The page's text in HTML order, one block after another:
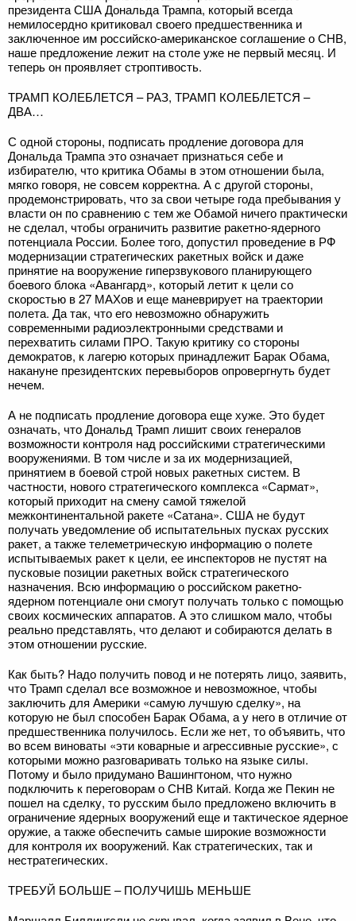
президента США Дональда Трампа, который всегда
немилосердно критиковал своего предшественника и
заключенное им российско-американское соглашение о СНВ,
наше предложение лежит на столе уже не первый месяц. И
теперь он проявляет строптивость.
ТРАМП КОЛЕБЛЕТСЯ – РАЗ, ТРАМП КОЛЕБЛЕТСЯ –
ДВА…
С одной стороны, подписать продление договора для
Дональда Трампа это означает признаться себе и
избирателю, что критика Обамы в этом отношении была,
мягко говоря, не совсем корректна. А с другой стороны,
продемонстрировать, что за свои четыре года пребывания у
власти он по сравнению с тем же Обамой ничего практически
не сделал, чтобы ограничить развитие ракетно-ядерного
потенциала России. Более того, допустил проведение в РФ
модернизации стратегических ракетных войск и даже
принятие на вооружение гиперзвукового планирующего
боевого блока «Авангард», который летит к цели со
скоростью в 27 МАХов и еще маневрирует на траектории
полета. Да так, что его невозможно обнаружить
современными радиоэлектронными средствами и
перехватить силами ПРО. Такую критику со стороны
демократов, к лагерю которых принадлежит Барак Обама,
накануне президентских перевыборов опровергнуть будет
нечем.
А не подписать продление договора еще хуже. Это будет
означать, что Дональд Трамп лишит своих генералов
возможности контроля над российскими стратегическими
вооружениями. В том числе и за их модернизацией,
принятием в боевой строй новых ракетных систем. В
частности, нового стратегического комплекса «Сармат»,
который приходит на смену самой тяжелой
межконтинентальной ракете «Сатана». США не будут
получать уведомление об испытательных пусках русских
ракет, а также телеметрическую информацию о полете
испытываемых ракет к цели, ее инспекторов не пустят на
пусковые позиции ракетных войск стратегического
назначения. Всю информацию о российском ракетно-
ядерном потенциале они смогут получать только с помощью
своих космических аппаратов. А это слишком мало, чтобы
реально представлять, что делают и собираются делать в
этом отношении русские.
Как быть? Надо получить повод и не потерять лицо, заявить,
что Трамп сделал все возможное и невозможное, чтобы
заключить для Америки «самую лучшую сделку», на
которую не был способен Барак Обама, а у него в отличие от
предшественника получилось. Если же нет, то объявить, что
во всем виноваты «эти коварные и агрессивные русские», с
которыми можно разговаривать только на языке силы.
Потому и было придумано Вашингтоном, что нужно
подключить к переговорам о СНВ Китай. Когда же Пекин не
пошел на сделку, то русским было предложено включить в
ограничение ядерных вооружений еще и тактическое ядерное
оружие, а также обеспечить самые широкие возможности
для контроля их вооружений. Как стратегических, так и
нестратегических.
ТРЕБУЙ БОЛЬШЕ – ПОЛУЧИШЬ МЕНЬШЕ